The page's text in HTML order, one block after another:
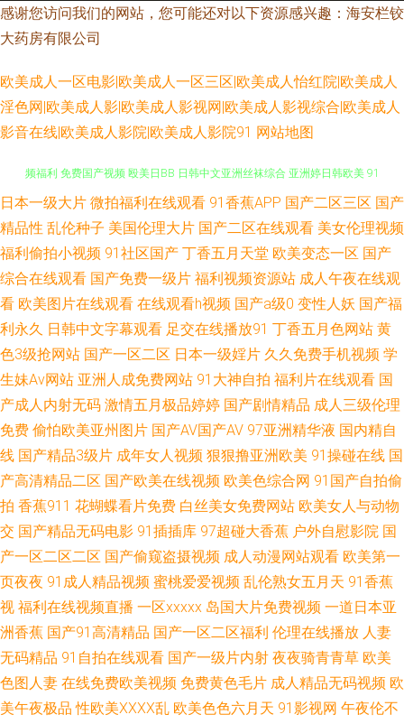
感谢您访问我们的网站，您可能还对以下资源感兴趣：海安栏铰
大药房有限公司
欧美成人一区电影|欧美成人一区三区|欧美成人怡红院|欧美成人
淫色网|欧美成人影|欧美成人影视网|欧美成人影视综合|欧美成人
影音在线|欧美成人影院|欧美成人影院91 网站地图
欧美人妖调教 91福利精选 国产91尤物视频网址 加勒比东京热伊人 久久草视
频福利 免费国产视频 殴美日BB 日韩中文亚洲丝袜综合 亚洲婷日韩欧美 91
机 91看片永久免费看 AV日韩黄色网址 操色国产综合 丁香在线一区二区三区
精品免费电影伦理 日本成人天堂在线 三级全黄在线观看视频 五月花天堂 亚
洲综合小说网 伊人影院婷婷久久 91夫妻成人 91地址在线导航黑料 丁香亚洲
色五月 日韩午夜精品 婷婷五月天激情文学 五月天青青草成人在线 香蕉TV在
小说网 1024视频导航 午夜福利宅女 影音先锋操你av在线 91cn中文字幕在线
91n在线国产对白 91白虎福利视频 91久久极品影视 91色资源站 91综合娱乐
在线 97超鹏欧美 成人免费视 豆花91熟女 国产色性日韩 狼人香蕉影院 久久
午夜国产精 老湿AV 欧美日韩久久视频 日韩超碰手机福利 三级免费黄色 四虎
日本一级大片 微拍福利在线观看 91香蕉APP 国产二区三区 国产
精品性 乱伦种子 美国伦理大片 国产二区在线观看 美女伦理视频
福利偷拍小视频 91社区国产 丁香五月天堂 欧美变态一区 国产
综合在线观看 国产免费一级片 福利视频资源站 成人午夜在线观
看 欧美图片在线观看 在线观看h视频 国产a级0 变性人妖 国产福
利永久 日韩中文字幕观看 足交在线播放91 丁香五月色网站 黄
色3级抢网站 国产一区二区 日本一级婬片 久久免费手机视频 学
生妹Av网站 亚洲人成免费网站 91大神自拍 福利片在线观看 国
产成人内射无码 激情五月极品婷婷 国产剧情精品 成人三级伦理
免费 偷怕欧美亚州图片 国产AV国产AV 97亚洲精华液 国内精自
线 国产精品3级片 成年女人视频 狠狠撸亚洲欧美 91操碰在线 国
产高清精品二区 国产欧美在线视频 欧美色综合网 91国产自拍偷
拍 香蕉911 花蝴蝶看片免费 白丝美女免费网站 欧美女人与动物
交 国产精品无码电影 91插插库 97超碰大香蕉 户外自慰影院 国
产一区二区二区 国产偷窥盗摄视频 成人动漫网站观看 欧美第一
页夜夜 91成人精品视频 蜜桃爱爱视频 乱伦熟女五月天 91香蕉
视 福利在线视频直播 一区xxxxx 岛国大片免费视频 一道日本亚
洲香蕉 国产91高清精品 国产一区二区福利 伦理在线播放 人妻
无码精品 91自拍在线观看 国产一级片内射 夜夜骑青青草 欧美
色图人妻 在线免费欧美视频 免费黄色毛片 成人精品无码视频 欧
美午夜极品 性欧美ⅩⅩⅩⅩ乱 欧美色色六月天 91影视网 午夜伦不